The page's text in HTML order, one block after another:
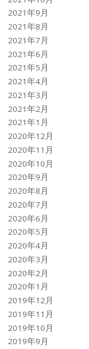
2021年9月
2021年8月
2021年7月
2021年6月
2021年5月
2021年4月
2021年3月
2021年2月
2021年1月
2020年12月
2020年11月
2020年10月
2020年9月
2020年8月
2020年7月
2020年6月
2020年5月
2020年4月
2020年3月
2020年2月
2020年1月
2019年12月
2019年11月
2019年10月
2019年9月